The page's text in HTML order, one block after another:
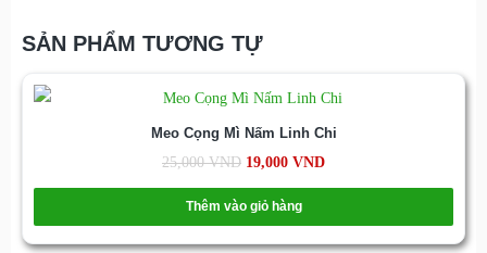
SẢN PHẨM TƯƠNG TỰ
Meo Cọng Mì Nấm Linh Chi
25,000VND 19,000 VND
Thêm vào giỏ hàng